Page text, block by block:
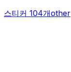
스티커 104개other